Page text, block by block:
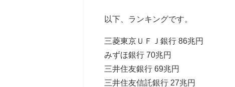
以下、ランキングです。
三菱東京ＵＦＪ銀行 86兆円
みずほ銀行 70兆円
三井住友銀行 69兆円
三井住友信託銀行 27兆円